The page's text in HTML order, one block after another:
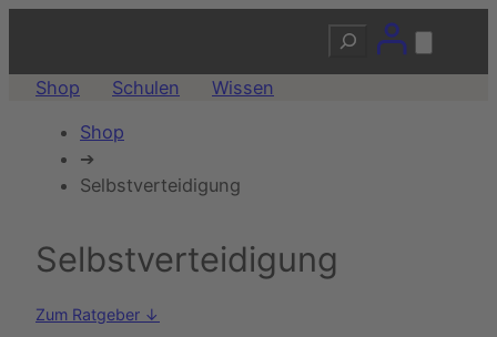
Suchen
Shop Schulen Wissen
Shop
➔
Selbstverteidigung
Selbstverteidigung
Zum Ratgeber ↓